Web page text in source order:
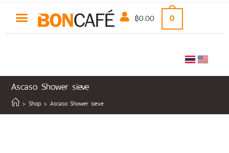
฿0.00 0
Ascaso Shower sieve
> Shop > Ascaso Shower sieve